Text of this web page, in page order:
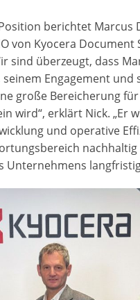
berichtet Marcus
von Kyocera Document
sind überzeugt, dass
Engagement und
große Bereicherung
wird“, erklärt Nick. „Er
und operative
Unternehmens